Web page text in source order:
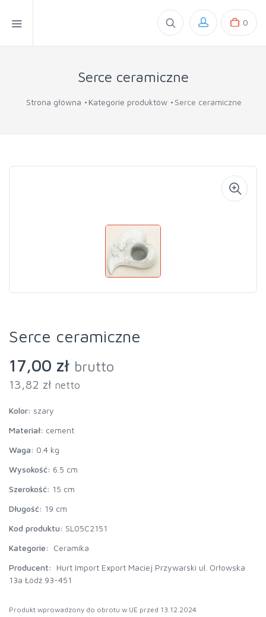
0
Serce ceramiczne
Strona główna Kategorie produktów Serce ceramiczne
Serce ceramiczne
17,00 zł brutto
13,82 zł netto
Kolor: szary
Materiał: cement
Waga: 0.4 kg
Wysokość: 6.5 cm
Szerokość: 15 cm
Długość: 19 cm
Kod produktu: SL05C2151
Kategorie:
Ceramika
Producent:
Hurt Import Export Maciej Przywarski ul. Orłowska
13a Łódź 93-451
Produkt wprowadzony do obrotu w UE przed 13.12.2024